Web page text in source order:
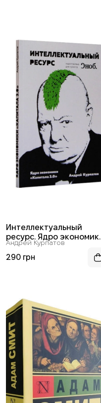
Интеллектуальный
ресурс. Ядро экономики
“Капитала 3.0”
Андрей Курпатов
290 грн